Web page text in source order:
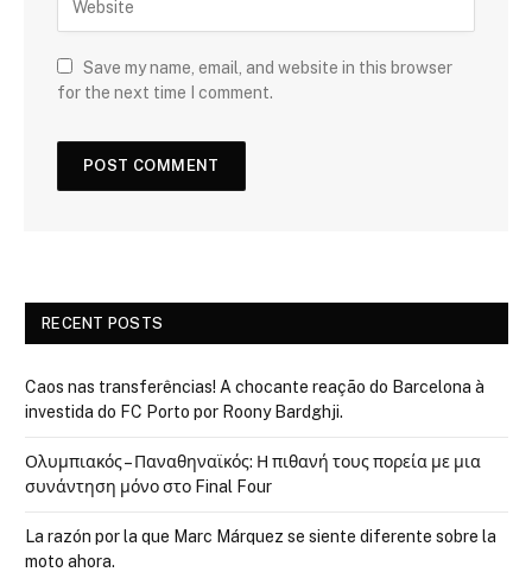
Save my name, email, and website in this browser
for the next time I comment.
RECENT POSTS
Caos nas transferências! A chocante reação do Barcelona à
investida do FC Porto por Roony Bardghji.
Ολυμπιακός – Παναθηναϊκός: Η πιθανή τους πορεία με μια
συνάντηση μόνο στο Final Four
La razón por la que Marc Márquez se siente diferente sobre la
moto ahora.